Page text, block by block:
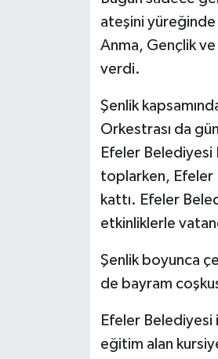
ateşini yüreğinde
Anma, Gençlik
verdi.
Şenlik
Orkestrası da
Efeler
toplarken, Efeler
kattı. Efeler
etkinliklerle
Şenlik boyunca
de bayram
Efeler
eğitim alan
Yerel Haberler